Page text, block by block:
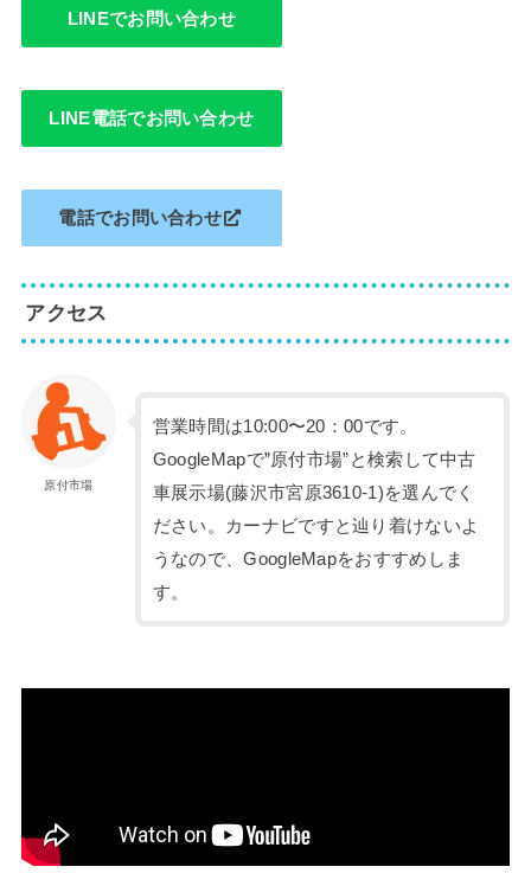
LINEでお問い合わせ
LINE電話でお問い合わせ
電話でお問い合わせ
アクセス
原付市場
営業時間は10:00〜20：00です。
GoogleMapで”原付市場”と検索して中古
車展示場(藤沢市宮原3610-1)を選んでく
ださい。カーナビですと辿り着けないよ
うなので、GoogleMapをおすすめしま
す。